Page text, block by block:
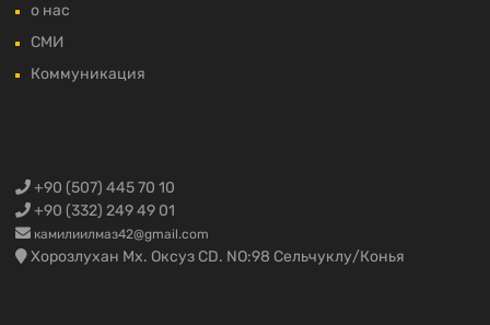
о нас
СМИ
Коммуникация
+90 (507) 445 70 10
+90 (332) 249 49 01
камилиилмаз42@gmail.com
Хорозлухан Мх. Оксуз CD. NO:98 Сельчуклу/Конья